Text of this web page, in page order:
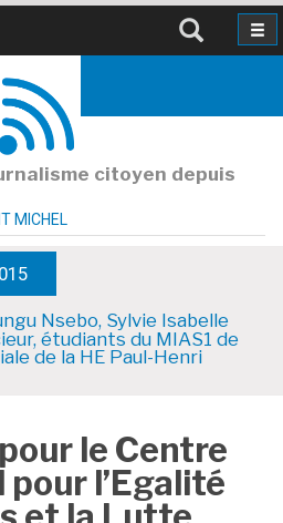
citoyen depuis
MICHEL
Nsebo, Sylvie Isabelle
étudiants du MIAS1 de
de la HE Paul-Henri
le Centre
l’Egalité